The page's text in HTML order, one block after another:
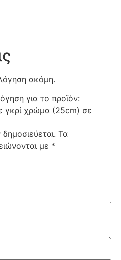
ακόμη.
για το προϊόν:
γκρί χρώμα (25cm) σε
Τα
με *